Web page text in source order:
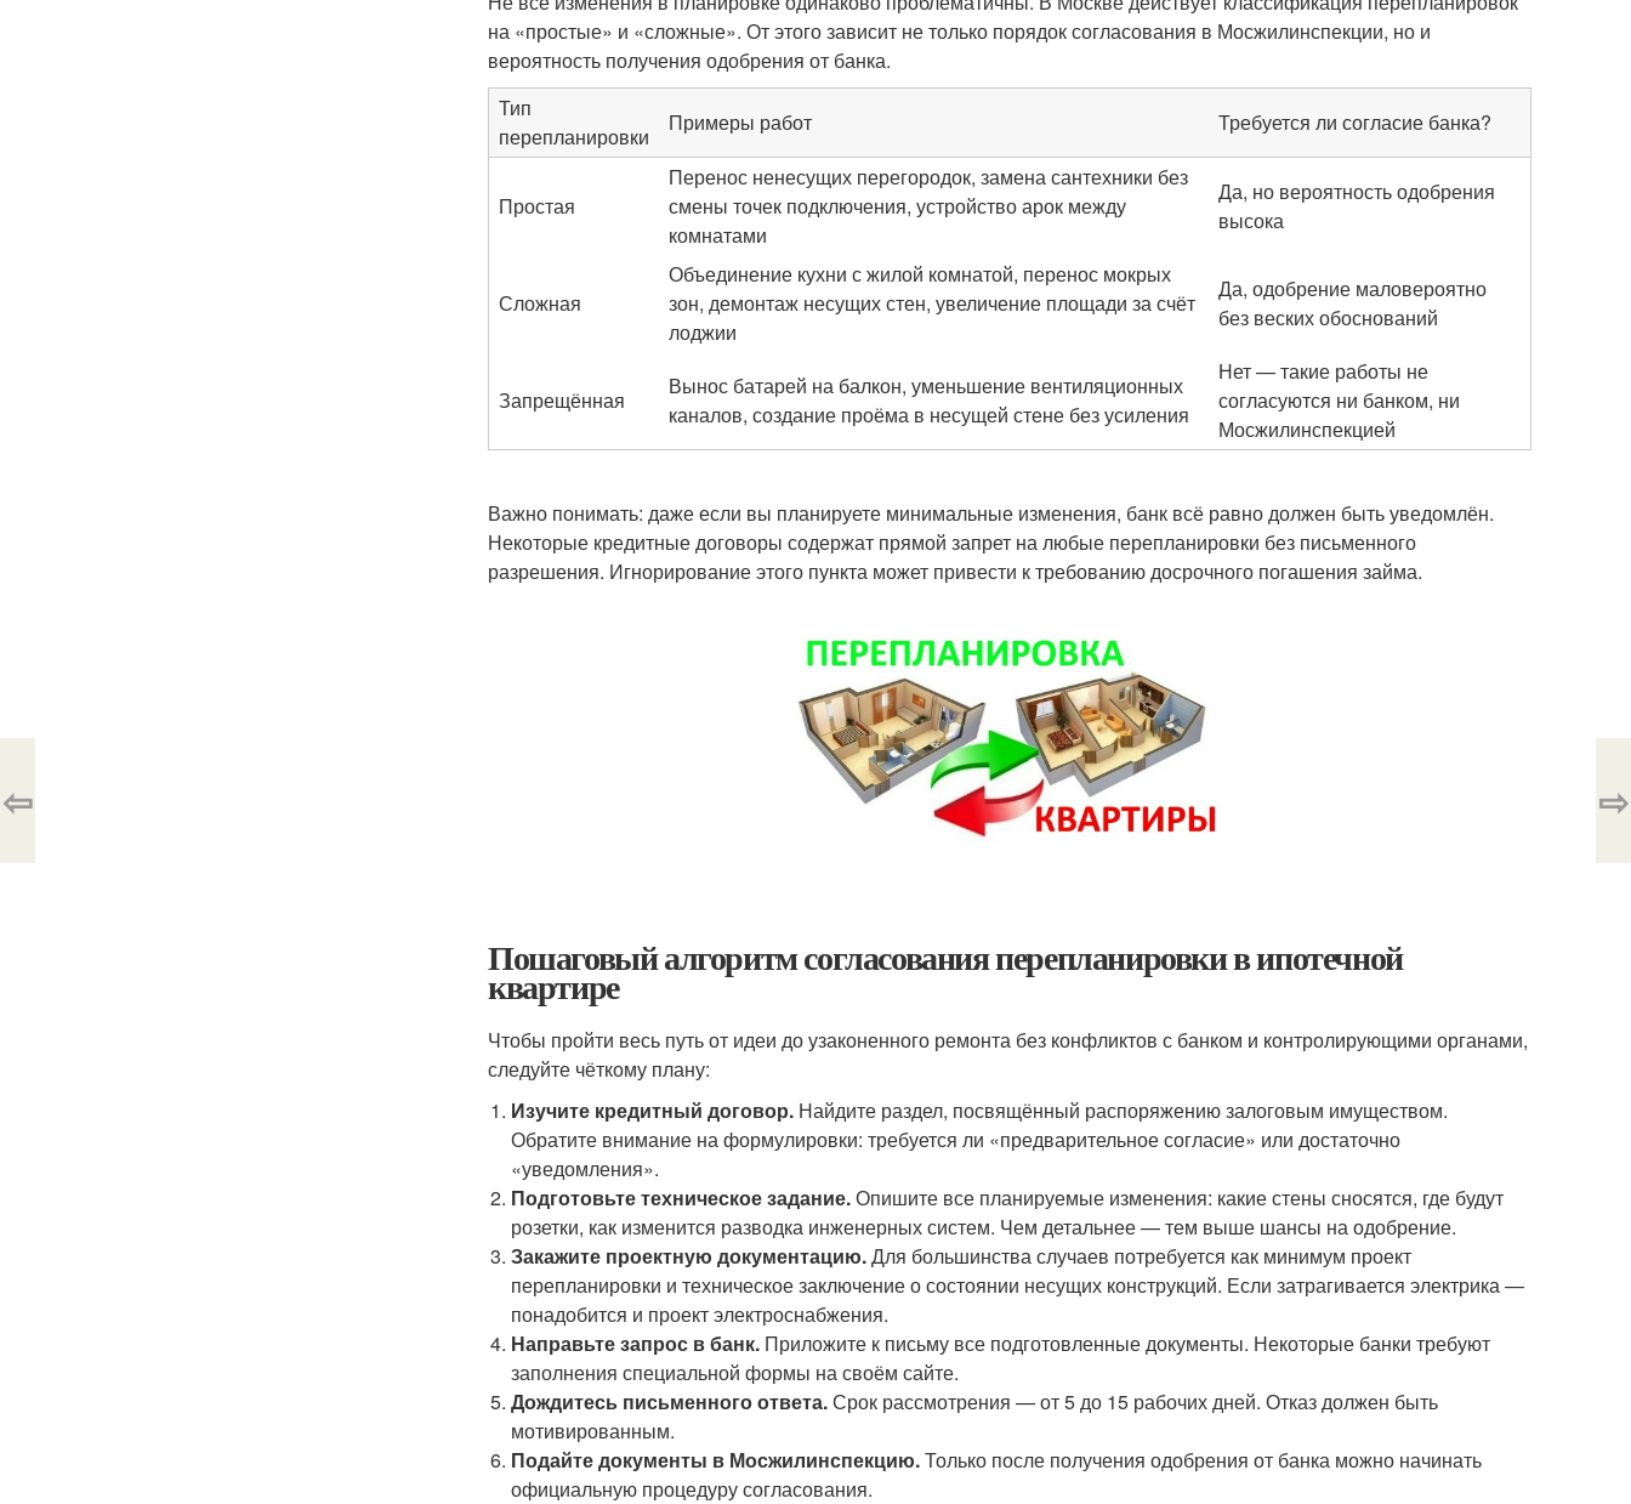
на «простые» и «сложные». От этого зависит не только порядок согласования в Мосжилинспекции, но и
вероятность получения одобрения от банка.
Тип
перепланировки
Примеры работ Требуется ли согласие банка?
Простая
Перенос ненесущих перегородок, замена сантехники без
смены точек подключения, устройство арок между
комнатами
Да, но вероятность одобрения
высока
Сложная
Объединение кухни с жилой комнатой, перенос мокрых
зон, демонтаж несущих стен, увеличение площади за счёт
лоджии
Да, одобрение маловероятно
без веских обоснований
Запрещённая
Вынос батарей на балкон, уменьшение вентиляционных
каналов, создание проёма в несущей стене без усиления
Нет — такие работы не
согласуются ни банком, ни
Мосжилинспекцией
Важно понимать: даже если вы планируете минимальные изменения, банк всё равно должен быть уведомлён.
Некоторые кредитные договоры содержат прямой запрет на любые перепланировки без письменного
разрешения. Игнорирование этого пункта может привести к требованию досрочного погашения займа.
Пошаговый алгоритм согласования перепланировки в ипотечной
квартире
Чтобы пройти весь путь от идеи до узаконенного ремонта без конфликтов с банком и контролирующими органами,
следуйте чёткому плану:
Изучите кредитный договор. Найдите раздел, посвящённый распоряжению залоговым имуществом.
Обратите внимание на формулировки: требуется ли «предварительное согласие» или достаточно
«уведомления».
Подготовьте техническое задание.Опишите все планируемые изменения: какие стены сносятся, где будут
розетки, как изменится разводка инженерных систем. Чем детальнее — тем выше шансы на одобрение.
Закажите проектную документацию.Для большинства случаев потребуется как минимум проект
перепланировки и техническое заключение о состоянии несущих конструкций. Если затрагивается электрика —
понадобится и проект электроснабжения.
Направьте запрос в банк. Приложите к письму все подготовленные документы. Некоторые банки требуют
заполнения специальной формы на своём сайте.
Дождитесь письменного ответа.Срок рассмотрения — от 5 до 15 рабочих дней. Отказ должен быть
мотивированным.
Подайте документы в Мосжилинспекцию.Только после получения одобрения от банка можно начинать
официальную процедуру согласования.
⇦ ⇨